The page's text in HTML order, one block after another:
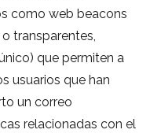
como web beacons
transparentes,
que permiten a
usuarios que han
un correo
relacionadas con el